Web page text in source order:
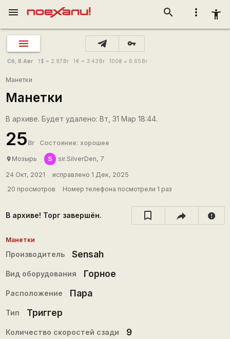
more_vert accessibility_new
search
menu
vpn_key
Сб, 8 Авг 1 $ = 2.97 Br 1€ = 3.43 Br 100₴ = 6.65 Br
Манетки
Манетки
В архиве. Будет удалено: Вт, 31 Мар 18:44.
25 Br Состояние: хорошее
place Мозырь S sir.SilverDen, 7
24 Окт, 2021
исправлено 1 Дек, 2025
20 просмотров
Номер телефона посмотрели 1 раз
В архиве! Торг завершён. report
Манетки
Производитель Sensah
Вид оборудования Горное
Расположение Пара
Тип Триггер
Количество скоростей сзади 9